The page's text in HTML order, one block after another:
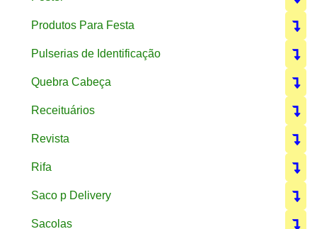
Produtos Para Festa
Pulserias de Identificação
Quebra Cabeça
Receituários
Revista
Rifa
Saco p Delivery
Sacolas